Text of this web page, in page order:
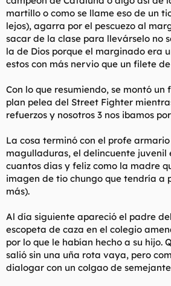
martillo o como se llame eso de un
lejos), agarra por el pescuezo al
sacar de la clase para llevárselo no
la de Dios porque el marginado era
estos con más nervio que un filete
Con lo que resumiendo, se montó un
plan pelea del Street Fighter
refuerzos y nosotros 3 nos ibamos
La cosa terminó con el profe
magulladuras, el delincuente juvenil
cuantos dias y feliz como la madre
imagen de tio chungo que tendría a
más).
Al día siguiente apareció el padre
escopeta de caza en el colegio
por lo que le habían hecho a su hijo.
salió sin una uña rota vaya, pero
dialogar con un colgao de